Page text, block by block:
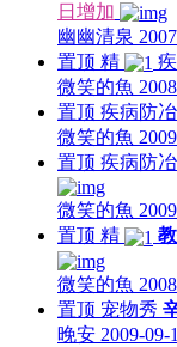
日增加
幽幽清泉
置顶 精
微笑的魚
置顶 疾病防冶
微笑的魚
置顶 疾病防冶
微笑的魚
置顶 精
微笑的魚
置顶 宠物秀
晚安 2009-09-